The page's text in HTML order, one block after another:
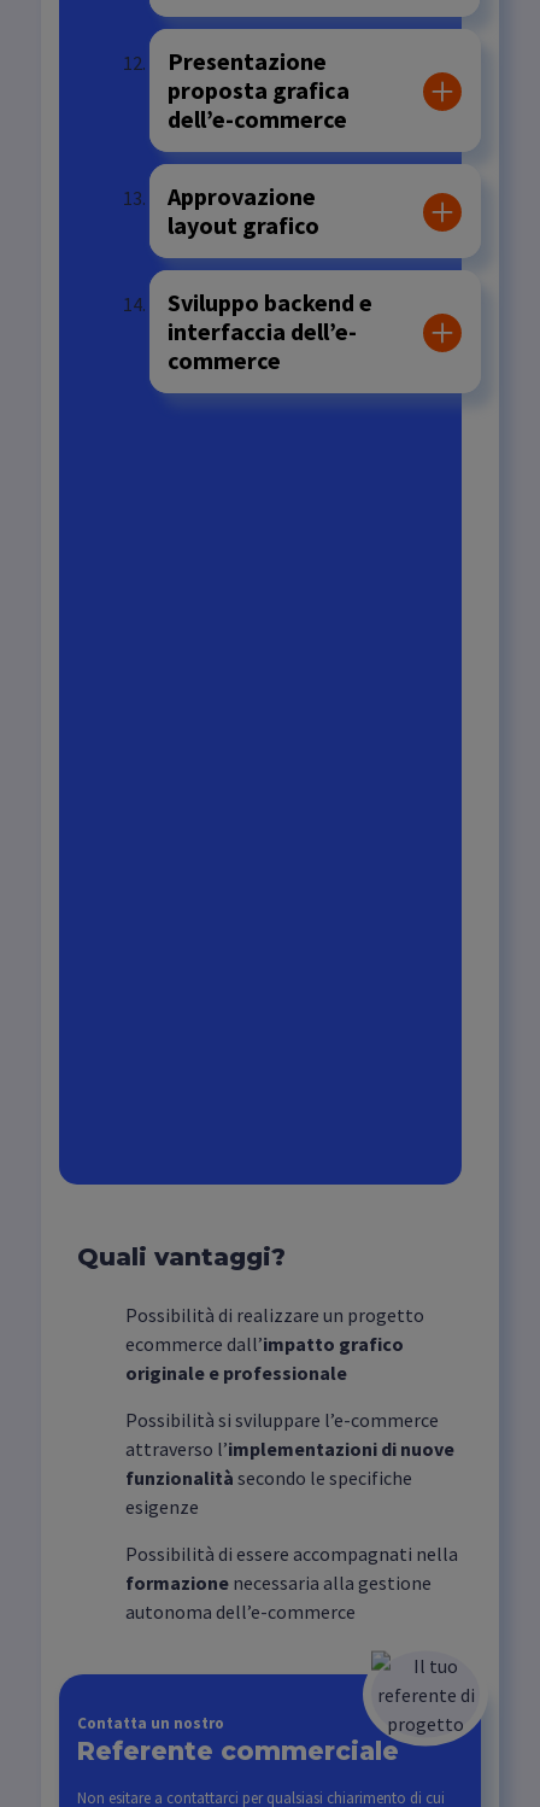
Presentazione
proposta grafica
dell’e-commerce
Approvazione
layout grafico
Sviluppo backend e
interfaccia dell’e-
commerce
Quali vantaggi?
Possibilità di realizzare un progetto
ecommerce dall’impatto grafico
originale e professionale
Possibilità si sviluppare l’e-commerce
attraverso l’implementazioni di nuove
funzionalità secondo le specifiche
esigenze
Possibilità di essere accompagnati nella
formazione necessaria alla gestione
autonoma dell’e-commerce
Contatta un nostro
Referente commerciale
Non esitare a contattarci per qualsiasi chiarimento di cui